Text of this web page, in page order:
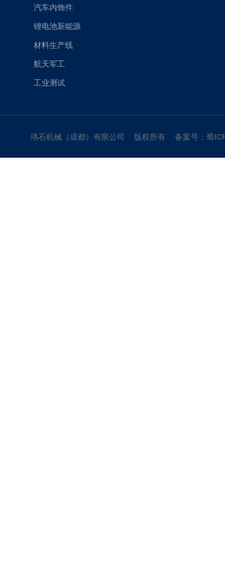
汽车内饰件
锂电池新能源
材料生产线
航天军工
工业测试
珞石机械（成都）有限公司 版权所有 备案号：蜀